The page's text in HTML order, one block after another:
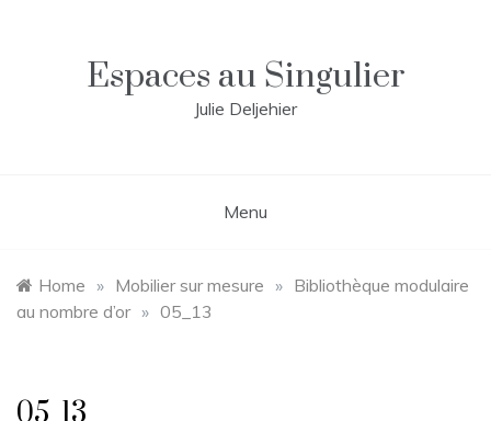
Espaces au Singulier
Julie Deljehier
Menu
Home » Mobilier sur mesure » Bibliothèque modulaire
au nombre d’or » 05_13